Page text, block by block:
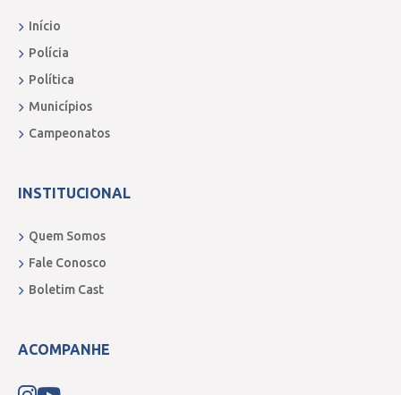
Início
Polícia
Política
Municípios
Campeonatos
INSTITUCIONAL
Quem Somos
Fale Conosco
Boletim Cast
ACOMPANHE